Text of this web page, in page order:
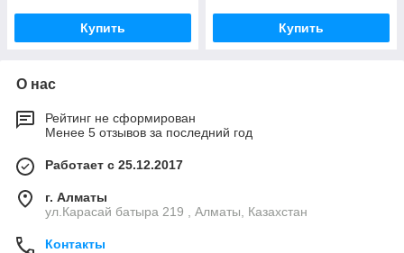
Купить Купить
О нас
Рейтинг не сформирован
Менее 5 отзывов за последний год
Работает с 25.12.2017
г. Алматы
ул.Карасай батыра 219 , Алматы, Казахстан
Контакты